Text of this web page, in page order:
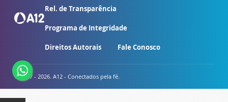
Rel. de Transparência
Programa de Integridade
Direitos Autorais Fale Conosco
© 2007 - 2026. A12 - Conectados pela fé.